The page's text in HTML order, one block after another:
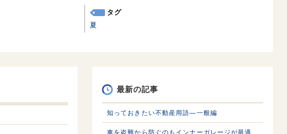
タグ
夏
最新の記事
知っておきたい不動産用語—一般編
車を盗難から防ぐのもインナーガレージが最適